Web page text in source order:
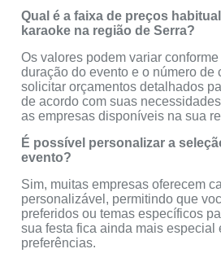
Qual é a faixa de preços
karaoke na região de Serra?
Os valores podem variar
duração do evento e o número de
solicitar orçamentos detalhados
de acordo com suas
as empresas disponíveis na sua
É possível personalizar a
evento?
Sim, muitas empresas oferecem
personalizável, permitindo que
preferidos ou temas específicos
sua festa fica ainda mais especial
preferências.